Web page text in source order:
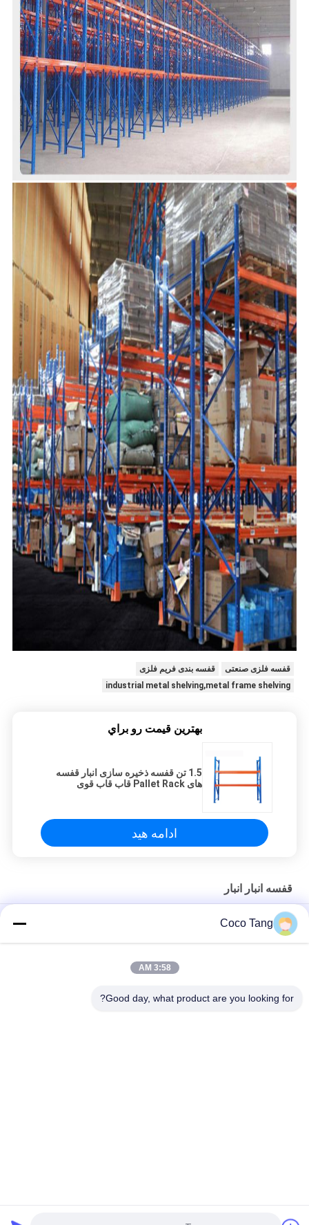
قفسه فلزی صنعتی
قفسه بندی فریم فلزی
industrial metal shelving,metal frame shelving
بهترين قيمت رو براي
1.5 تن قفسه ذخیره سازی انبار قفسه
های Pallet Rack قاب قاب قوی
ادامه هید
قفسه انبار انبار
لایه قابل تنظیم قفسه های انباری انبار فولاد نورد سرد
ISO9001 ISO2015 انبار SGS قفسه های ذخیره سازی روی هم با قفسه
قفسه های ذخیره سازی انبار با ظرفیت بالا قفسه های ذخیره سازی
Coco Tang
3:58 AM
Good day, what product are you looking for?